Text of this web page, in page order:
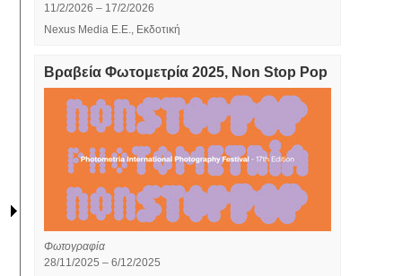
11/2/2026 – 17/2/2026
Nexus Media E.Ε., Εκδοτική
Βραβεία Φωτομετρία 2025, Non Stop Pop
Φωτογραφία
28/11/2025 – 6/12/2025